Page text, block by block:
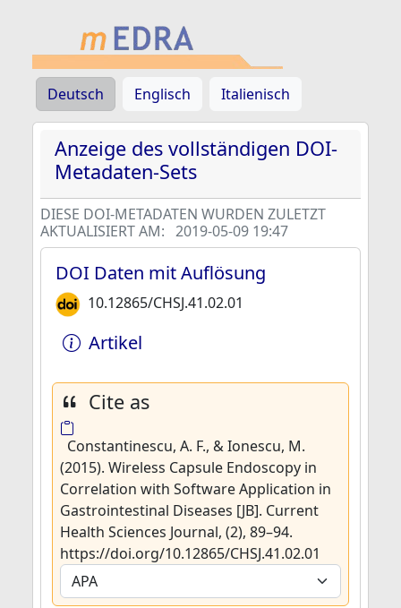
Deutsch Englisch Italienisch
Anzeige des vollständigen DOI-
Metadaten-Sets
DIESE DOI-METADATEN WURDEN ZULETZT
AKTUALISIERT AM: 2019-05-09 19:47
DOI Daten mit Auflösung
10.12865/CHSJ.41.02.01
Artikel
Cite as
Constantinescu, A. F., & Ionescu, M.
(2015). Wireless Capsule Endoscopy in
Correlation with Software Application in
Gastrointestinal Diseases [JB]. Current
Health Sciences Journal, (2), 89–94.
https://doi.org/10.12865/CHSJ.41.02.01